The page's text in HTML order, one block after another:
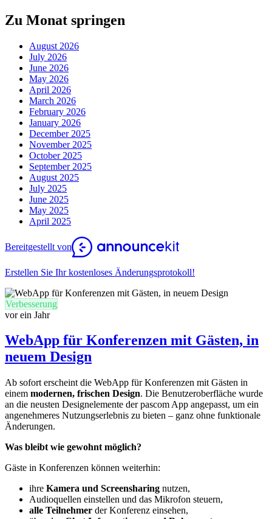
Zu Monat springen
August 2026
July 2026
June 2026
May 2026
April 2026
March 2026
February 2026
January 2026
December 2025
November 2025
October 2025
September 2025
August 2025
July 2025
June 2025
May 2025
April 2025
Bereitgestellt von
Erstellen Sie Ihr kostenloses Änderungsprotokoll!
Verbesserung
vor ein Jahr
WebApp für Konferenzen mit Gästen, in
neuem Design
Ab sofort erscheint die WebApp für Konferenzen mit Gästen in
einem modernen, frischen Design. Die Benutzeroberfläche wurde
an die neusten Designelemente der pascom App angepasst, um ein
angenehmeres Nutzungserlebnis zu bieten – ganz ohne funktionale
Änderungen.
Was bleibt wie gewohnt möglich?
Gäste in Konferenzen können weiterhin:
ihre Kamera und Screensharing nutzen,
Audioquellen einstellen und das Mikrofon steuern,
alle Teilnehmer der Konferenz einsehen,